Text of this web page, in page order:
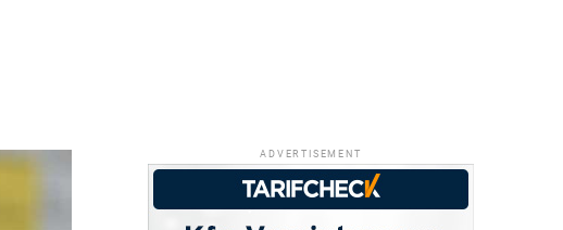
ADVERTISEMENT